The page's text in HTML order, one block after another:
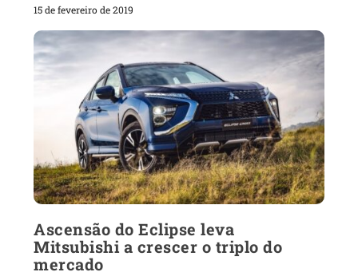
15 de fevereiro de 2019
Ascensão do Eclipse leva
Mitsubishi a crescer o triplo do
mercado